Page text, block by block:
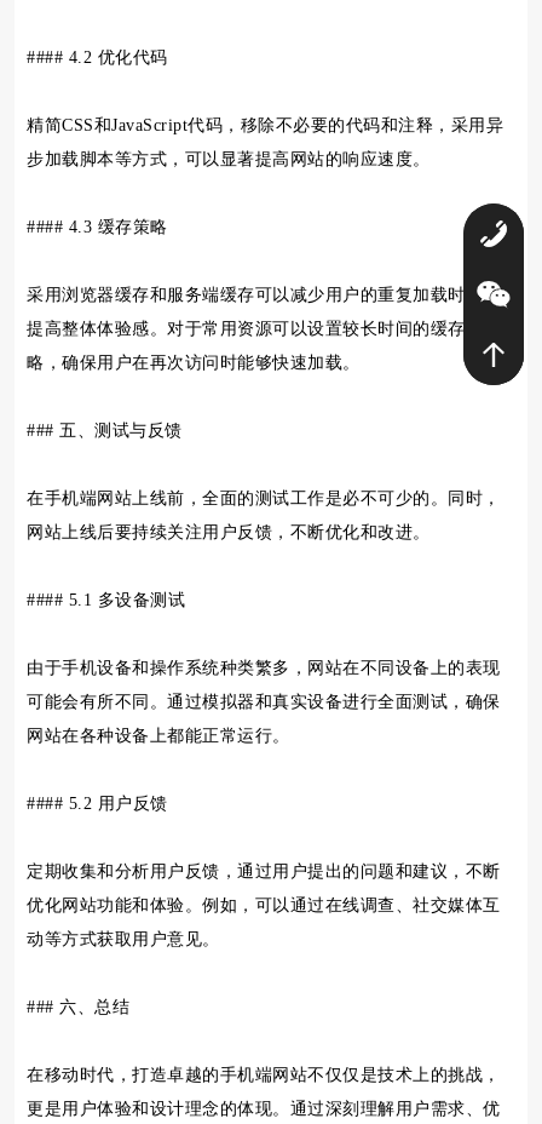
#### 4.2 优化代码
精简CSS和JavaScript代码，移除不必要的代码和注释，采用异
步加载脚本等方式，可以显著提高网站的响应速度。
#### 4.3 缓存策略
采用浏览器缓存和服务端缓存可以减少用户的重复加载时间，
提高整体体验感。对于常用资源可以设置较长时间的缓存策
略，确保用户在再次访问时能够快速加载。
### 五、测试与反馈
在手机端网站上线前，全面的测试工作是必不可少的。同时，
网站上线后要持续关注用户反馈，不断优化和改进。
#### 5.1 多设备测试
由于手机设备和操作系统种类繁多，网站在不同设备上的表现
可能会有所不同。通过模拟器和真实设备进行全面测试，确保
网站在各种设备上都能正常运行。
#### 5.2 用户反馈
定期收集和分析用户反馈，通过用户提出的问题和建议，不断
优化网站功能和体验。例如，可以通过在线调查、社交媒体互
动等方式获取用户意见。
### 六、总结
在移动时代，打造卓越的手机端网站不仅仅是技术上的挑战，
更是用户体验和设计理念的体现。通过深刻理解用户需求、优